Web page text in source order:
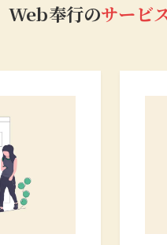
Web奉行のサービ